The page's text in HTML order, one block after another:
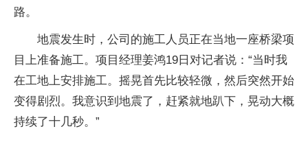
路。
地震发生时，公司的施工人员正在当地一座桥梁项
目上准备施工。项目经理姜鸿19日对记者说：“当时我
在工地上安排施工。摇晃首先比较轻微，然后突然开始
变得剧烈。我意识到地震了，赶紧就地趴下，晃动大概
持续了十几秒。”